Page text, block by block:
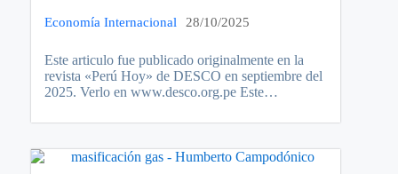
Economía Internacional 28/10/2025
Este articulo fue publicado originalmente en la
revista «Perú Hoy» de DESCO en septiembre del
2025. Verlo en www.desco.org.pe Este…